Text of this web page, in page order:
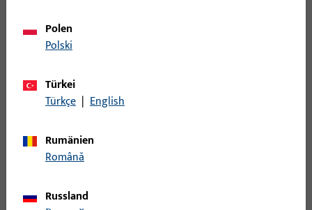
LAPPENSCHLIESSBLECHE DIN RS AUS NICHTROST.STAHL,ECKIG,
WINKELSCHLIESSBLECHE DIN LS AUS NICHTROST.STAHL,ECKIG,
200x24x26x2
B 9000 0204 | SCHLIESSBLECH-R-
Polen
Polski
Türkei
Türkçe | English
Rumänien
Română
Russland